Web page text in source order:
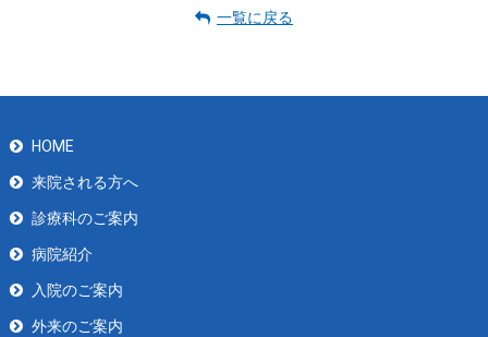
一覧に戻る
HOME
来院される方へ
診療科のご案内
病院紹介
入院のご案内
外来のご案内